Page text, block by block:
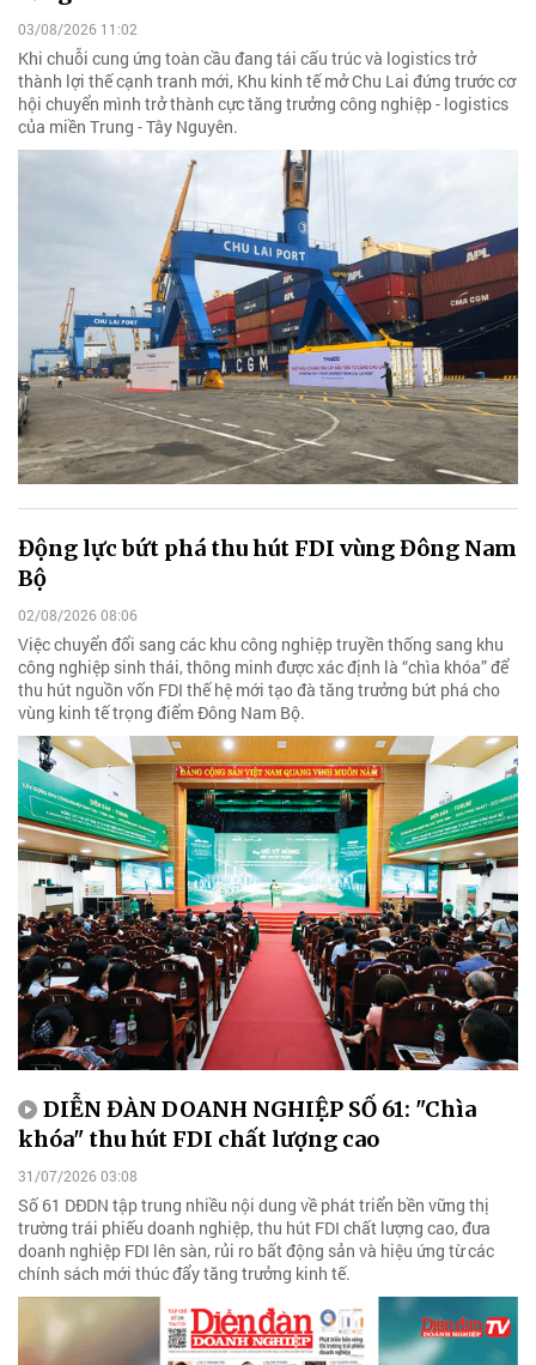
03/08/2026 11:02
Khi chuỗi cung ứng toàn cầu đang tái cấu trúc và logistics trở
thành lợi thế cạnh tranh mới, Khu kinh tế mở Chu Lai đứng trước cơ
hội chuyển mình trở thành cực tăng trưởng công nghiệp - logistics
của miền Trung - Tây Nguyên.
Động lực bứt phá thu hút FDI vùng Đông Nam
Bộ
02/08/2026 08:06
Việc chuyển đổi sang các khu công nghiệp truyền thống sang khu
công nghiệp sinh thái, thông minh được xác định là “chìa khóa” để
thu hút nguồn vốn FDI thế hệ mới tạo đà tăng trưởng bứt phá cho
vùng kinh tế trọng điểm Đông Nam Bộ.
DIỄN ĐÀN DOANH NGHIỆP SỐ 61: "Chìa
khóa" thu hút FDI chất lượng cao
31/07/2026 03:08
Số 61 DĐDN tập trung nhiều nội dung về phát triển bền vững thị
trường trái phiếu doanh nghiệp, thu hút FDI chất lượng cao, đưa
doanh nghiệp FDI lên sàn, rủi ro bất động sản và hiệu ứng từ các
chính sách mới thúc đẩy tăng trưởng kinh tế.